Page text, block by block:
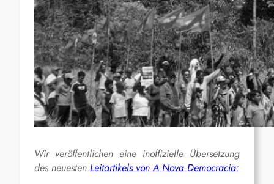
Wir veröffentlichen eine inoffizielle Übersetzung
des neuesten Leitartikels von A Nova Democracia: